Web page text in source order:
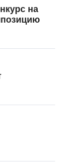
на